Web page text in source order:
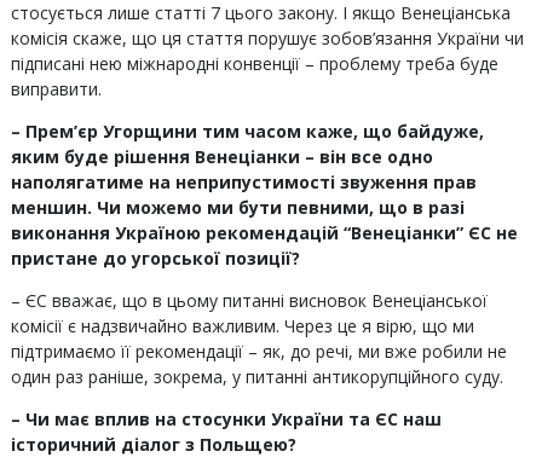
стосується лише статті 7 цього закону. І якщо Венеціанська
комісія скаже, що ця стаття порушує зобов’язання України чи
підписані нею міжнародні конвенції – проблему треба буде
виправити.
– Прем’єр Угорщини тим часом каже, що байдуже,
яким буде рішення Венеціанки – він все одно
наполягатиме на неприпустимості звуження прав
меншин. Чи можемо ми бути певними, що в разі
виконання Україною рекомендацій “Венеціанки” ЄС не
пристане до угорської позиції?
– ЄС вважає, що в цьому питанні висновок Венеціанської
комісії є надзвичайно важливим. Через це я вірю, що ми
підтримаємо її рекомендації – як, до речі, ми вже робили не
один раз раніше, зокрема, у питанні антикорупційного суду.
– Чи має вплив на стосунки України та ЄС наш
історичний діалог з Польщею?